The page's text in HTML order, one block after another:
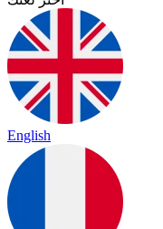
English